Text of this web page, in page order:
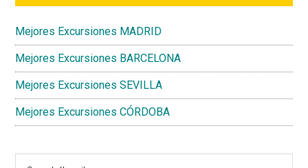
Mejores Excursiones MADRID
Mejores Excursiones BARCELONA
Mejores Excursiones SEVILLA
Mejores Excursiones CÓRDOBA